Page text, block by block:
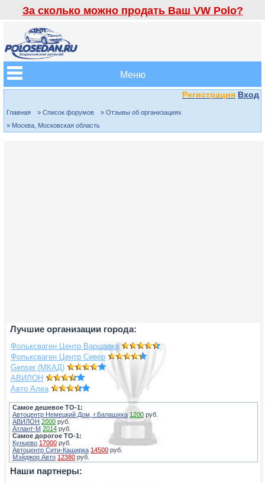
За сколько можно продать Ваш VW Polo?
Меню
Регистрация Вход
Главная » Список форумов
» Отзывы об организациях
» Москва, Московская область
Лучшие организации города:
Фольксваген Центр Варшавка
Фольксваген Центр Север
Genser (МКАД)
АВИЛОН
Авто Алеа
Самое дешевое ТО-1:
Автоцентр Немецкий Дом, г.Балашиха 1200 руб.
АВИЛОН 2000 руб.
Атлант-М 2014 руб.
Самое дорогое ТО-1:
Кунцево 17000 руб.
Автоцентр Сити-Каширка 14500 руб.
Мэйджор Авто 12380 руб.
Наши партнеры: